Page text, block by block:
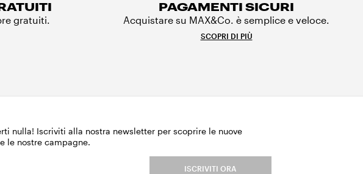
gratuiti.
PAGAMENTI SICURI
Acquistare su MAX&Co. è semplice e veloce.
SCOPRI DI PIÙ
nulla! Iscriviti alla nostra newsletter per scoprire le nuove
le nostre campagne.
ISCRIVITI ORA